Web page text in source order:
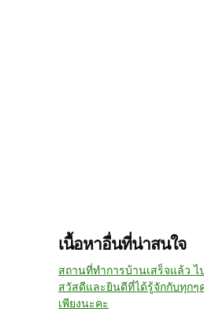
เนื้อหาอื่นที่น่าสนใจ
สถานที่ทำการบ้านเสร็จแล้ว
สวัสดีและยินดีที่ได้รู้จักกับทุก
เพียงนะคะ